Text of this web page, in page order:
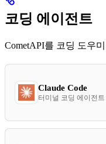
코딩 에이전트
CometAPI를 코딩 도우
Claude Code
터미널 코딩 에이전트